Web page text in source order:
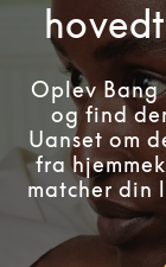
Oplev Bang
og find
Uanset om
fra
matcher din